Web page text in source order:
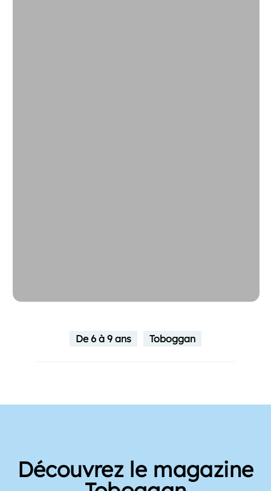
De 6 à 9 ans Toboggan
Découvrez le magazine